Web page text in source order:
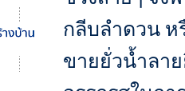
กลีบลำดวน
ขายยั่วน้ำลา